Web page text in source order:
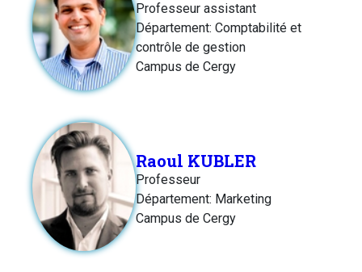
Professeur assistant
Département: Comptabilité et
contrôle de gestion
Campus de Cergy
Raoul KUBLER
Professeur
Département: Marketing
Campus de Cergy